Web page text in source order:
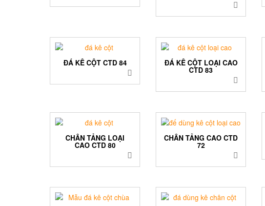
ĐÁ KÊ CỘT CTD 84 ĐÁ KÊ CỘT LOẠI CAO
CTD 83
CHÂN TẢNG LOẠI
CAO CTD 80
CHÂN TẢNG CAO CTD
72